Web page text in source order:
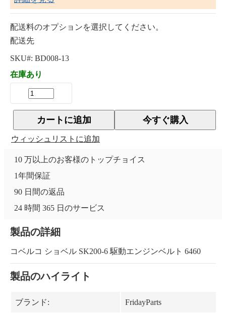
配送料のオプションを選択してください。
配送先
SKU#: BD008-13
在庫あり
今すぐ購入
カートに追加
ウィッシュリストに追加
10 万以上のお客様のトップチョイス
1年間保証
90 日間の返品
24 時間 365 日のサービス
製品の詳細
コベルコ ショベル SK200-6 駆動エンジンベルト 6460
製品のハイライト
ブランド: FridayParts